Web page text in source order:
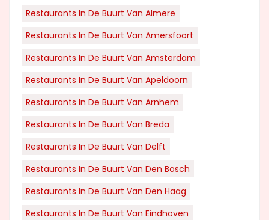
Restaurants In De Buurt Van Almere
Restaurants In De Buurt Van Amersfoort
Restaurants In De Buurt Van Amsterdam
Restaurants In De Buurt Van Apeldoorn
Restaurants In De Buurt Van Arnhem
Restaurants In De Buurt Van Breda
Restaurants In De Buurt Van Delft
Restaurants In De Buurt Van Den Bosch
Restaurants In De Buurt Van Den Haag
Restaurants In De Buurt Van Eindhoven